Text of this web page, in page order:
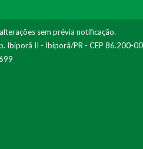
sem prévia notificação.
Ibiporã II - Ibiporã/PR - CEP 86.200-